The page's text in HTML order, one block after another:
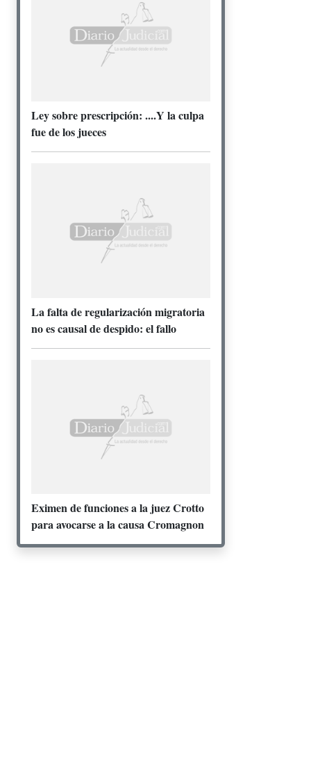
Ley sobre prescripción: ....Y la culpa
fue de los jueces
La falta de regularización migratoria
no es causal de despido: el fallo
Eximen de funciones a la juez Crotto
para avocarse a la causa Cromagnon